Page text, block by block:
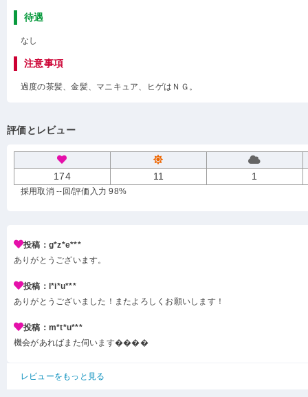
待遇
なし
注意事項
過度の茶髪、金髪、マニキュア、ヒゲはＮＧ。
評価とレビュー
174 11 1
採用取消 --回/評価入力 98%
投稿：g*z*e***
ありがとうございます。
投稿：l*i*u***
ありがとうございました！またよろしくお願いします！
投稿：m*t*u***
機会があればまた伺います����
レビューをもっと見る